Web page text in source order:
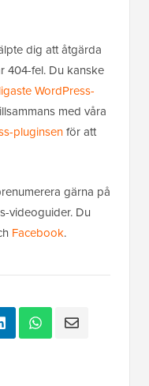
dig att åtgärda
404-fel. Du kanske
WordPress-
med våra
pluginsenför att
gärna på
videoguider. Du
Facebook.